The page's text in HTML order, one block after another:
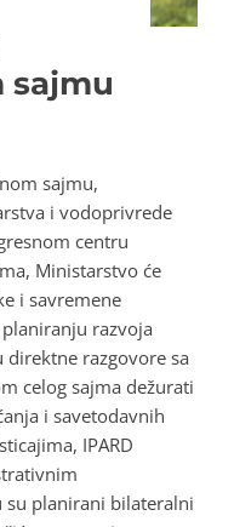
sajmu
sajmu,
i vodoprivrede
centru
Ministarstvo će
i savremene
razvoja
razgovore sa
celog sajma dežurati
i savetodavnih
IPARD
su planirani bilateralni